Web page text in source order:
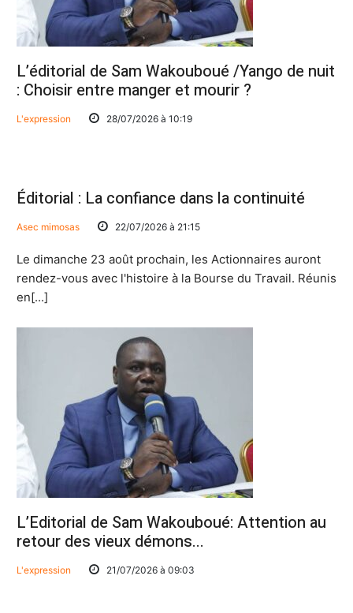
CI: Le gouvernement annonce l’entrée en vigueur
L’éditorial de Sam Wakouboué /Yango de nuit
: Choisir entre manger et mourir ?
L'expression 28/07/2026 à 10:19
Éditorial : La confiance dans la continuité
Asec mimosas 22/07/2026 à 21:15
Le dimanche 23 août prochain, les Actionnaires auront
rendez-vous avec l'histoire à la Bourse du Travail. Réunis
en[...]
L’Editorial de Sam Wakouboué: Attention au
retour des vieux démons...
L'expression 21/07/2026 à 09:03